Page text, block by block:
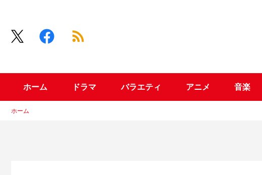
ホーム ドラマ バラエティ アニメ 音楽
ホーム